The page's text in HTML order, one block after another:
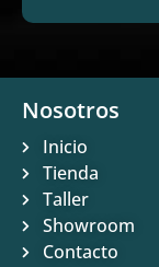
Nosotros
Inicio
Tienda
Taller
Showroom
Contacto